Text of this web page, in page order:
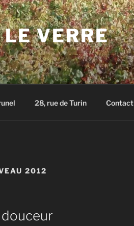
VERRE
28, rue de Turin Contact
2012